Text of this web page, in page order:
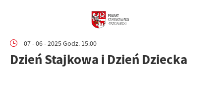
07 - 06 - 2025 Godz. 15:00
Dzień Stajkowa i Dzień Dziecka